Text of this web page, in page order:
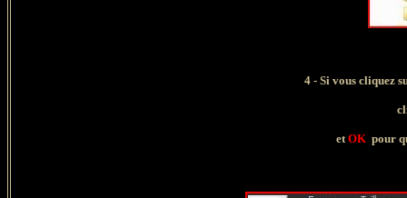
4 - Si vous cliquez
etOK pour